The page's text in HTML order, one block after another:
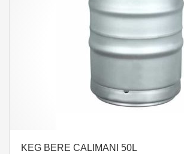
KEG BERE CALIMANI 50L